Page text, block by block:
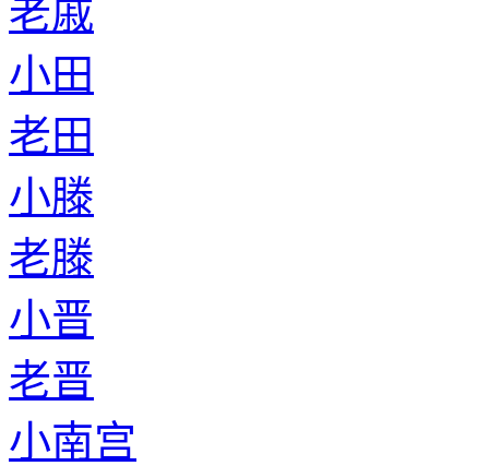
老戚
小田
老田
小滕
老滕
小晋
老晋
小南宫